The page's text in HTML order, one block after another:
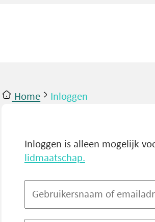
Home Inloggen
Inloggen is alleen mogelijk
lidmaatschap.